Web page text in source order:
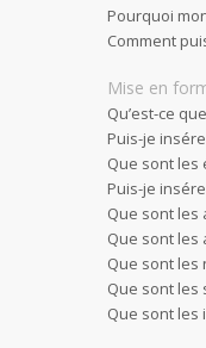
Pourquoi
Comment
Mise en
Qu’est-ce
Puis-je
Que sont les
Puis-je
Que sont les
Que sont les
Que sont les
Que sont les
Que sont les